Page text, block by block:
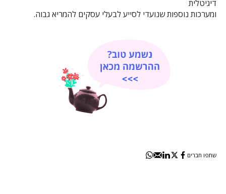
דיגיטלית
ומערכות נוספות שנועדי לסייע לבעלי עסקים להמריא גבוה.
שתפו חברים